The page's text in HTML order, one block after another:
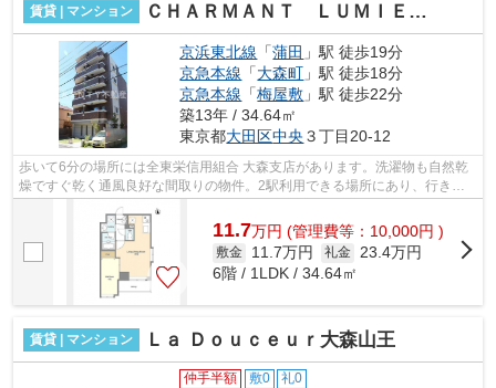
賃貸 | マンション ＣＨＡＲＭＡＮＴ ＬＵＭＩＥＲＥ
京浜東北線 「蒲田 」駅 徒歩19分
京急本線 「大森町 」駅 徒歩18分
京急本線 「梅屋敷 」駅 徒歩22分
築13年 / 34.64㎡
東京都大田区中央 ３丁目20-12
歩いて6分の場所には全東栄信用組合 大森支店があります。洗濯物も自然乾
燥ですぐ乾く通風良好な間取りの物件。2駅利用できる場所にあり、行き先
に応じて乗車駅の使い分けができます。...
11.7万円 (管理費等：10,000円 )
敷金 11.7万円 礼金
23.4万円
6階 / 1LDK / 34.64㎡
賃貸 | マンション Ｌａ Ｄｏｕｃｅｕｒ大森山王
仲手半額 敷0 礼0